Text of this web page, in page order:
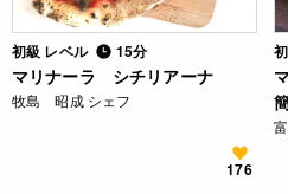
初級 レベル 15分
マリナーラ シチリアーナ
牧島 昭成 シェフ
176